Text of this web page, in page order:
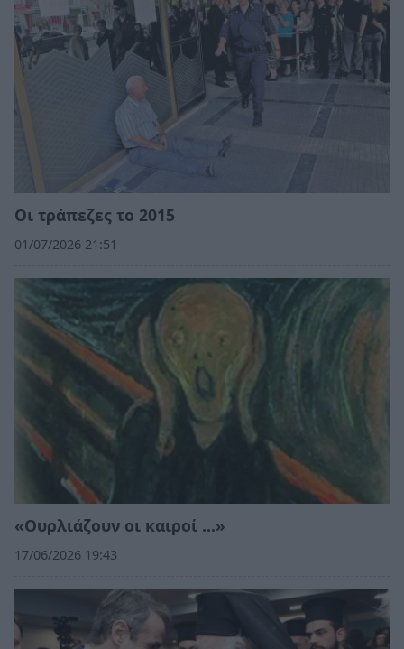
Οι τράπεζες το 2015
01/07/2026 21:51
«Ουρλιάζουν οι καιροί …»
17/06/2026 19:43